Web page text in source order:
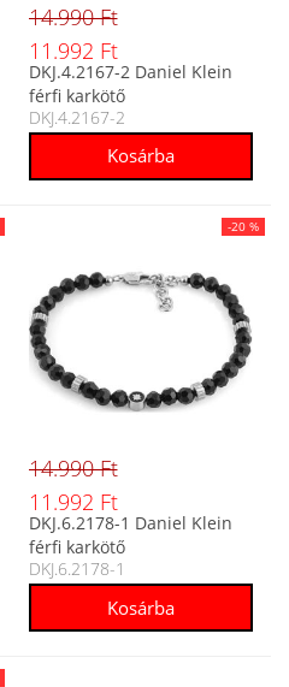
14.990 Ft
11.992 Ft
DKJ.4.2167-2 Daniel Klein
férfi karkötő
DKJ.4.2167-2
-20 %
14.990 Ft
11.992 Ft
DKJ.6.2178-1 Daniel Klein
férfi karkötő
DKJ.6.2178-1